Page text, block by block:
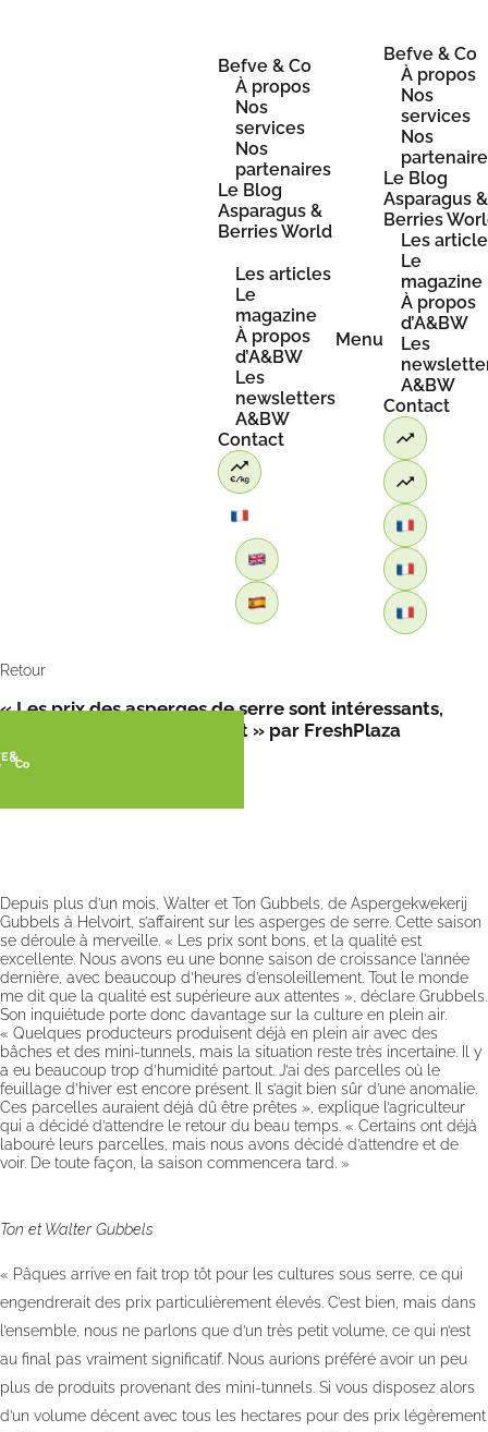
Befve & Co
À propos
Nos
services
Nos
partenaires
Le Blog
Asparagus &
Berries World
Les articles
Le
magazine
À propos
d’A&BW
Les
newsletters
A&BW
Contact
Menu
Befve & Co
À propos
Nos
services
Nos
Le Blog
Asparagus &
Berries
Les
Le
magazine
À propos
d’A&BW
Les
A&BW
Contact
Retour
« Les prix des asperges de serre sont intéressants,
mais Pâques tombe trop tôt » par FreshPlaza
Depuis plus d’un mois, Walter et Ton Gubbels, de Aspergekwekerij
Gubbels à Helvoirt, s’affairent sur les asperges de serre. Cette saison
se déroule à merveille. « Les prix sont bons, et la qualité est
excellente. Nous avons eu une bonne saison de croissance l’année
dernière, avec beaucoup d’heures d’ensoleillement. Tout le monde
me dit que la qualité est supérieure aux attentes », déclare Grubbels.
Son inquiétude porte donc davantage sur la culture en plein air.
« Quelques producteurs produisent déjà en plein air avec des
bâches et des mini-tunnels, mais la situation reste très incertaine. Il y
a eu beaucoup trop d’humidité partout. J’ai des parcelles où le
feuillage d’hiver est encore présent. Il s’agit bien sûr d’une anomalie.
Ces parcelles auraient déjà dû être prêtes », explique l’agriculteur
qui a décidé d’attendre le retour du beau temps. « Certains ont déjà
labouré leurs parcelles, mais nous avons décidé d’attendre et de
voir. De toute façon, la saison commencera tard. »
Ton et Walter Gubbels
« Pâques arrive en fait trop tôt pour les cultures sous serre, ce qui
engendrerait des prix particulièrement élevés. C’est bien, mais dans
l’ensemble, nous ne parlons que d’un très petit volume, ce qui n’est
au final pas vraiment significatif. Nous aurions préféré avoir un peu
plus de produits provenant des mini-tunnels. Si vous disposez alors
d’un volume décent avec tous les hectares pour des prix légèrement